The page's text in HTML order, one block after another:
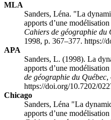
MLA
Sanders, Léna. "La
apports d’une
Cahiers de géographie du
1998, p. 367–377. https://
APA
Sanders, L. (1998). La
apports d’une
de géographie du Québec,
https://doi.org/10.7202/
Chicago
Sanders, Léna "La
apports d’une